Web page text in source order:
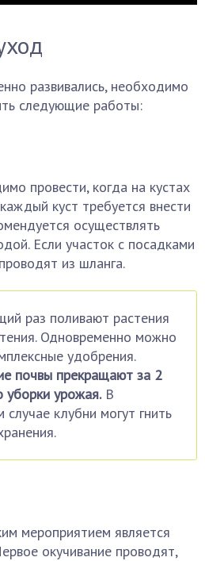
развивались, необходимо
следующие работы:
провести, когда на кустах
куст требуется внести
осуществлять
Если участок с посадками
из шланга.
раз поливают растения
Одновременно можно
удобрения.
почвы прекращают за 2
уборки урожая.В
случае клубни могут гнить
мероприятием является
окучивание проводят,